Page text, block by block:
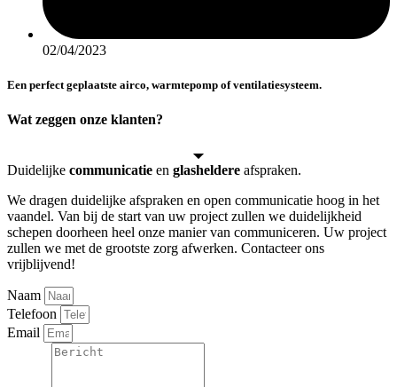
02/04/2023
Een perfect geplaatste airco, warmtepomp of ventilatiesysteem.
Wat zeggen onze klanten?
Duidelijke communicatie en glasheldere afspraken.
We dragen duidelijke afspraken en open communicatie hoog in het
vaandel. Van bij de start van uw project zullen we duidelijkheid
schepen doorheen heel onze manier van communiceren. Uw project
zullen we met de grootste zorg afwerken. Contacteer ons
vrijblijvend!
Naam
Telefoon
Email